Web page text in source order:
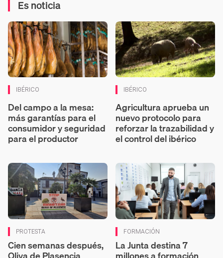
Es noticia
IBÉRICO
Del campo a la mesa:
más garantías para el
consumidor y seguridad
para el productor
IBÉRICO
Agricultura aprueba un
nuevo protocolo para
reforzar la trazabilidad y
el control del ibérico
PROTESTA
Cien semanas después,
FORMACIÓN
La Junta destina 7